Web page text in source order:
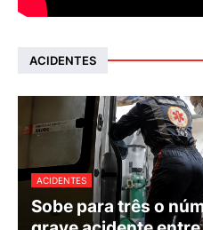
ACIDENTES
ACIDENTES
Sobe para três o